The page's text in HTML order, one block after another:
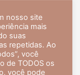
UFRJ.
UFRJ, tendo
2007.
Dermatologia,
nosso site
mais
suas
repetidas. Ao
você
de TODOS os
você pode